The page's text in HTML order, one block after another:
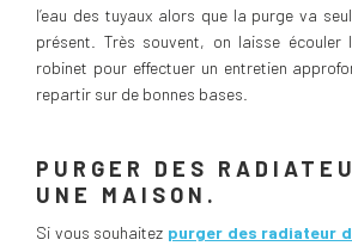
l’eau des tuyaux alors que la purge va
présent. Très souvent, on laisse écouler
robinet pour effectuer un entretien
repartir sur de bonnes bases.
PURGER DES
UNE MAISON.
Si vous souhaitez purger des radiateur